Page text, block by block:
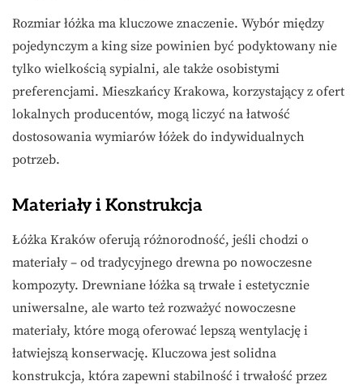
Rozmiar łóżka ma kluczowe znaczenie. Wybór między
pojedynczym a king size powinien być podyktowany nie
tylko wielkością sypialni, ale także osobistymi
preferencjami. Mieszkańcy Krakowa, korzystający z ofert
lokalnych producentów, mogą liczyć na łatwość
dostosowania wymiarów łóżek do indywidualnych
potrzeb.
Materiały i Konstrukcja
Łóżka Kraków oferują różnorodność, jeśli chodzi o
materiały – od tradycyjnego drewna po nowoczesne
kompozyty. Drewniane łóżka są trwałe i estetycznie
uniwersalne, ale warto też rozważyć nowoczesne
materiały, które mogą oferować lepszą wentylację i
łatwiejszą konserwację. Kluczowa jest solidna
konstrukcja, która zapewni stabilność i trwałość przez